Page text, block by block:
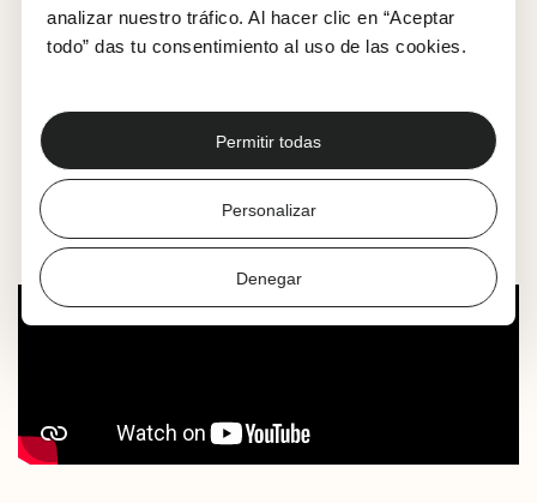
analizar nuestro tráfico. Al hacer clic en “Aceptar
todo” das tu consentimiento al uso de las cookies.
Permitir todas
Personalizar
Denegar
Gianluca Battaglia es maestro de Ballet de Lucía
Lacarra Ballet.
Inscripción: masterclass@getxo.eus
Inscripción a partir del 22 de septiembre. Plazas
limitadas. Las plazas se adjudicarán por orden de
recepción de solicitudes.